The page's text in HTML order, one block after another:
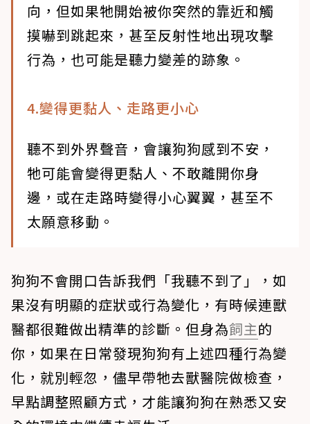
向，但如果牠開始被你突然的靠近和觸
摸嚇到跳起來，甚至反射性地出現攻擊
行為，也可能是聽力變差的跡象。
4.變得更黏人、走路更小心
聽不到外界聲音，會讓狗狗感到不安，
牠可能會變得更黏人、不敢離開你身
邊，或在走路時變得小心翼翼，甚至不
太願意移動。
狗狗不會開口告訴我們「我聽不到了」，如
果沒有明顯的症狀或行為變化，有時候連獸
醫都很難做出精準的診斷。但身為飼主的
你，如果在日常發現狗狗有上述四種行為變
化，就別輕忽，儘早帶牠去獸醫院做檢查，
早點調整照顧方式，才能讓狗狗在熟悉又安